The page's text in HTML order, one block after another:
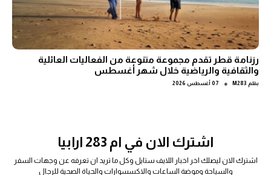
رزنامة قطر تقدم مجموعة متنوعة من الفعاليات العائلية
والثقافية والرياضية خلال شهر أغسطس
بقلم M283
● 07 أغسطس 2026
اشترك الان في ام 283 ارابيا
اشترك الان ليصلك اخر اخبار اللايف ستايل وكل ما تريد ان تعرفه عن وجهات السفر
والسياحة وموضة الساعات والاكسسوارات والحياة الصحية للرجال